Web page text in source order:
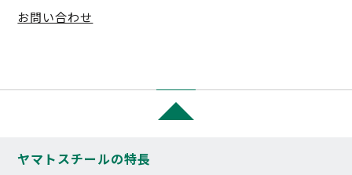
お問い合わせ
ヤマトスチールの特長